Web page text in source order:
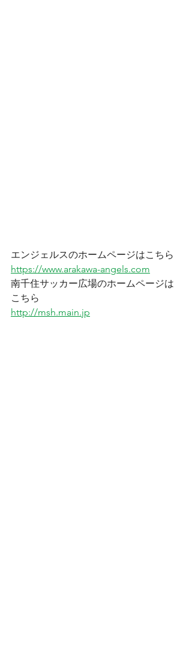
エンジェルスのホームページはこちら
https://www.arakawa-angels.com
南千住サッカー広場のホームページは
こちら
http://msh.main.jp